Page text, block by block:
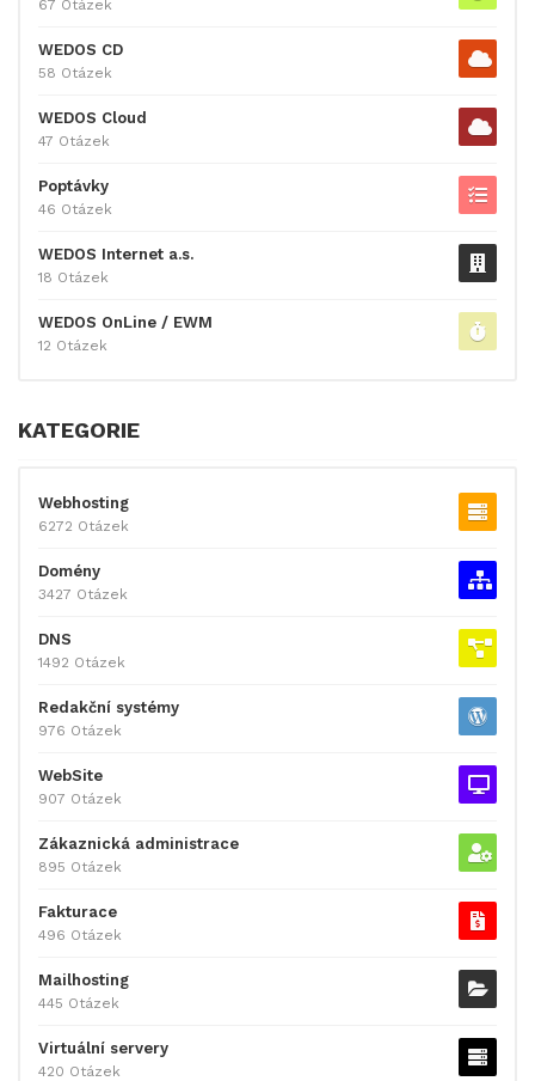
67 Otázek
WEDOS CD
58 Otázek
WEDOS Cloud
47 Otázek
Poptávky
46 Otázek
WEDOS Internet a.s.
18 Otázek
WEDOS OnLine / EWM
12 Otázek
KATEGORIE
Webhosting
6272 Otázek
Domény
3427 Otázek
DNS
1492 Otázek
Redakční systémy
976 Otázek
WebSite
907 Otázek
Zákaznická administrace
895 Otázek
Fakturace
496 Otázek
Mailhosting
445 Otázek
Virtuální servery
420 Otázek